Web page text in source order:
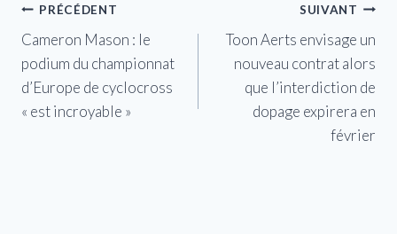
Navigation
de
l’article
PRÉCÉDENT
Cameron Mason : le
podium du championnat
d’Europe de cyclocross
« est incroyable »
SUIVANT
Toon Aerts envisage un
nouveau contrat alors
que l’interdiction de
dopage expirera en
février